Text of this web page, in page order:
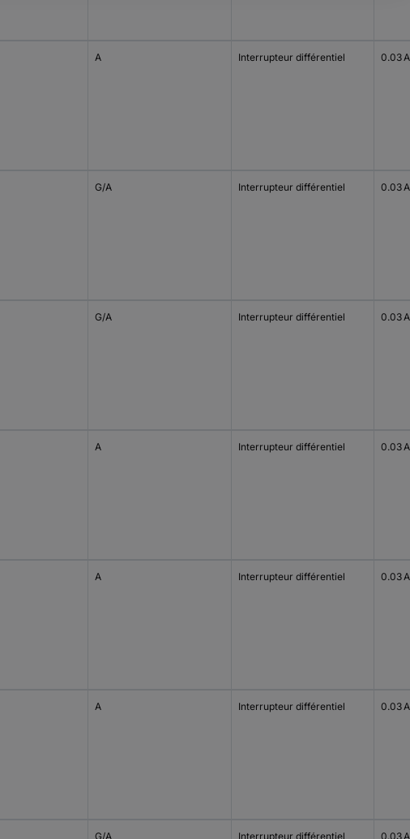
A Interrupteur différentiel 0.03 A
G/A Interrupteur différentiel 0.03 A
G/A Interrupteur différentiel 0.03 A
A Interrupteur différentiel 0.03 A
A Interrupteur différentiel 0.03 A
A Interrupteur différentiel 0.03 A
G/A Interrupteur différentiel 0.03 A